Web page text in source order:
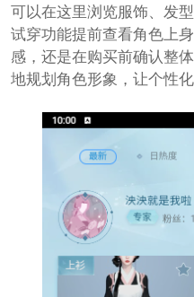
可以在这里浏览服饰、发
试穿功能提前查看角色上
感，还是在购买前确认整
地规划角色形象，让个性